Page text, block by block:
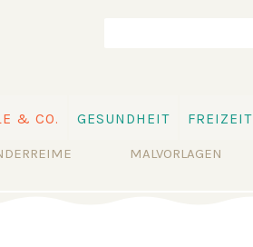
& CO. GESUNDHEIT FREIZEIT
MALVORLAGEN